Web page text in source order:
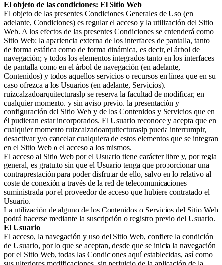
El objeto de las condiciones: El Sitio Web
El objeto de las presentes Condiciones Generales de Uso (en
adelante, Condiciones) es regular el acceso y la utilización del Sitio
Web. A los efectos de las presentes Condiciones se entenderá como
Sitio Web: la apariencia externa de los interfaces de pantalla, tanto
de forma estática como de forma dinámica, es decir, el árbol de
navegación; y todos los elementos integrados tanto en los interfaces
de pantalla como en el árbol de navegación (en adelante,
Contenidos) y todos aquellos servicios o recursos en línea que en su
caso ofrezca a los Usuarios (en adelante, Servicios).
ruizcalzadoarquitecturaslp se reserva la facultad de modificar, en
cualquier momento, y sin aviso previo, la presentación y
configuración del Sitio Web y de los Contenidos y Servicios que en
él pudieran estar incorporados. El Usuario reconoce y acepta que en
cualquier momento ruizcalzadoarquitecturaslp pueda interrumpir,
desactivar y/o cancelar cualquiera de estos elementos que se integran
en el Sitio Web o el acceso a los mismos.
El acceso al Sitio Web por el Usuario tiene carácter libre y, por regla
general, es gratuito sin que el Usuario tenga que proporcionar una
contraprestación para poder disfrutar de ello, salvo en lo relativo al
coste de conexión a través de la red de telecomunicaciones
suministrada por el proveedor de acceso que hubiere contratado el
Usuario.
La utilización de alguno de los Contenidos o Servicios del Sitio Web
podrá hacerse mediante la suscripción o registro previo del Usuario.
El Usuario
El acceso, la navegación y uso del Sitio Web, confiere la condición
de Usuario, por lo que se aceptan, desde que se inicia la navegación
por el Sitio Web, todas las Condiciones aquí establecidas, así como